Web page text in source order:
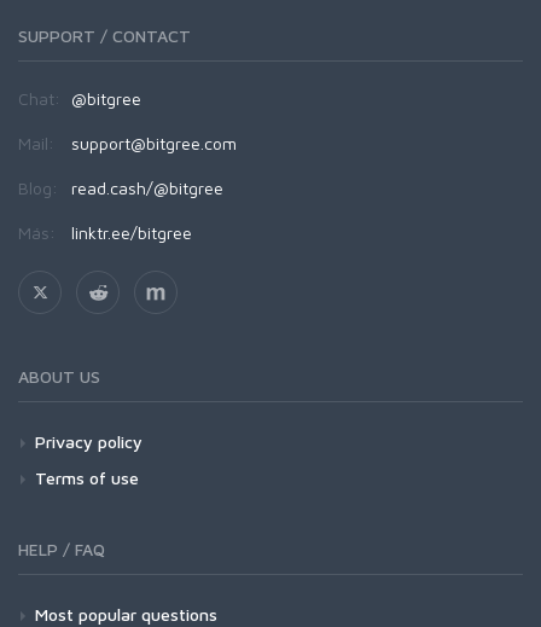
SUPPORT / CONTACT
Chat: @bitgree
Mail: support@bitgree.com
Blog: read.cash/@bitgree
Más: linktr.ee/bitgree
ABOUT US
Privacy policy
Terms of use
HELP / FAQ
Most popular questions